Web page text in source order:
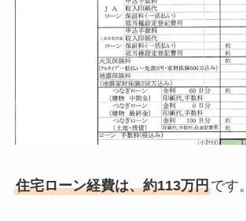
住宅ローン経費は、約113万円です。